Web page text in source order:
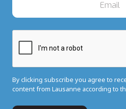
By clicking subscribe you agree to
content from Lausanne according to